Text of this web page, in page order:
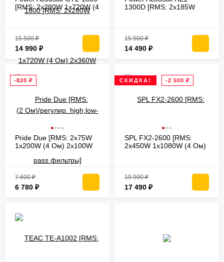
[RMS: 2x280W 1x720W (4
Ом) 2x360W (2 Ом)/
15 500₽
14 990 ₽
1300D [RMS: 2x185W
15 500₽
14 490 ₽
-820 ₽
Pride Due [RMS: 2x75W
1x200W (4 Ом) 2x100W
pass фильтры]
7 600₽
6 780 ₽
СКИДКА! -2 500 ₽
SPL FX2-2600 [RMS:
2x450W 1x1080W (4 Ом)
19 990₽
17 490 ₽